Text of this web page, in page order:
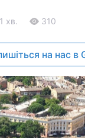
1 хв. 310
на нас в